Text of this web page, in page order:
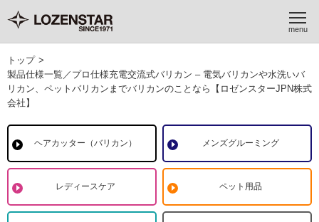
トップ >
製品仕様一覧／プロ仕様充電交流式バリカン – 電気バリカンや水洗いバ
リカン、ペットバリカンまでバリカンのことなら【ロゼンスターJPN株式
会社】
ヘアカッター（バリカン） メンズグルーミング
レディースケア ペット用品